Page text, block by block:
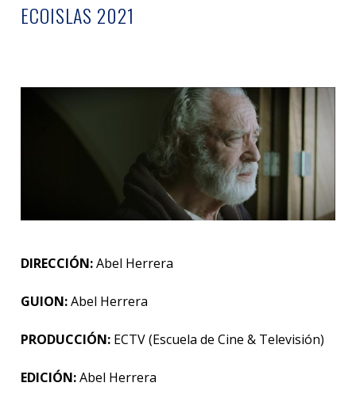
ECOISLAS 2021
DIRECCIÓN:Abel Herrera
GUION:Abel Herrera
PRODUCCIÓN: ECTV (Escuela de Cine & Televisión)
EDICIÓN:Abel Herrera